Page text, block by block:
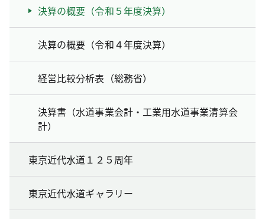
決算の概要（令和５年度決算）
決算の概要（令和４年度決算）
経営比較分析表（総務省）
決算書（水道事業会計・工業用水道事業清算会
計）
東京近代水道１２５周年
東京近代水道ギャラリー